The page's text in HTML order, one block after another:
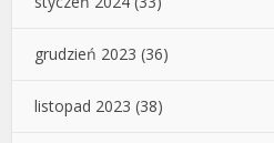
grudzień 2023 (36)
listopad 2023 (38)